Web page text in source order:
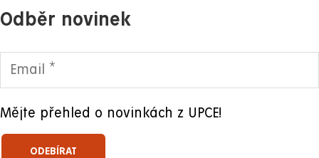
Odběr novinek
Mějte přehled o novinkách z UPCE!